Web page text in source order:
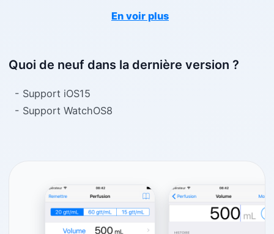
En voir plus
Quoi de neuf dans la dernière version ?
- Support iOS15
- Support WatchOS8